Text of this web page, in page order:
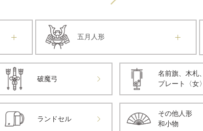
五月人形
破魔弓
名前旗、木札、
プレート〈女〉
ランドセル
その他人形
和小物